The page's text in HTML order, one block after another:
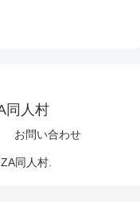
同人村
お問い合わせ
同人村.